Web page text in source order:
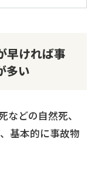
早ければ事
多い
などの自然死、
基本的に事故物